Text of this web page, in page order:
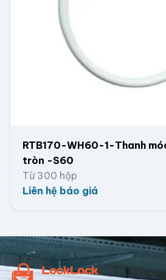
RTB170-WH60-1-Thanh
tròn -S60
Từ 300 hộp
Liên hệ báo giá